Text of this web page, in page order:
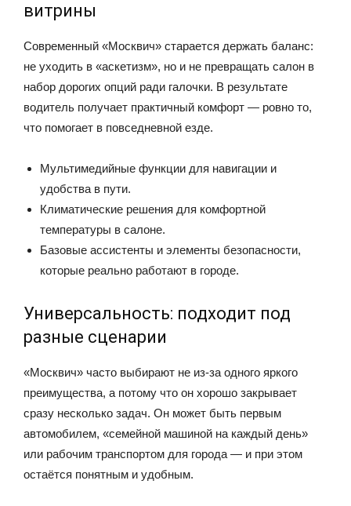
витрины
Современный «Москвич» старается держать баланс:
не уходить в «аскетизм», но и не превращать салон в
набор дорогих опций ради галочки. В результате
водитель получает практичный комфорт — ровно то,
что помогает в повседневной езде.
Мультимедийные функции для навигации и
удобства в пути.
Климатические решения для комфортной
температуры в салоне.
Базовые ассистенты и элементы безопасности,
которые реально работают в городе.
Универсальность: подходит под
разные сценарии
«Москвич» часто выбирают не из-за одного яркого
преимущества, а потому что он хорошо закрывает
сразу несколько задач. Он может быть первым
автомобилем, «семейной машиной на каждый день»
или рабочим транспортом для города — и при этом
остаётся понятным и удобным.